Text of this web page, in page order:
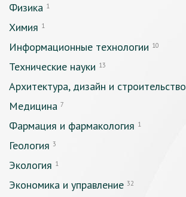
Физика 1
Химия 1
Информационные технологии 10
Технические науки 13
Архитектура, дизайн и строительство
Медицина 7
Фармация и фармакология 1
Геология 3
Экология 1
Экономика и управление 32